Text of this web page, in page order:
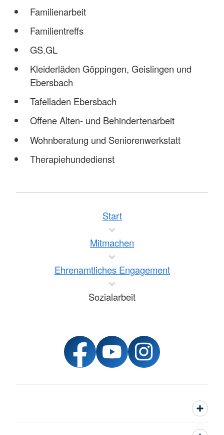
Familienarbeit
Familientreffs
GS.GL
Kleiderläden Göppingen, Geislingen und
Ebersbach
Tafelladen Ebersbach
Offene Alten- und Behindertenarbeit
Wohnberatung und Seniorenwerkstatt
Therapiehundedienst
Start
Mitmachen
Ehrenamtliches Engagement
Sozialarbeit